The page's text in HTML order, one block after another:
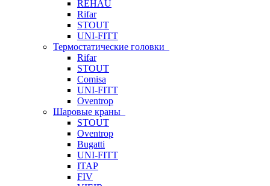
REHAU
Rifar
STOUT
UNI-FITT
Термостатические головки
Rifar
STOUT
Comisa
UNI-FITT
Oventrop
Шаровые краны
STOUT
Oventrop
Bugatti
UNI-FITT
ITAP
FIV